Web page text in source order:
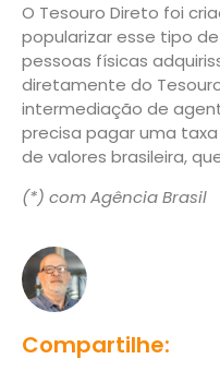
O Tesouro Direto foi
popularizar esse tipo
pessoas físicas
diretamente do
intermediação de
precisa pagar uma
de valores brasileira,
(*) com Agência Brasil
Compartilhe: